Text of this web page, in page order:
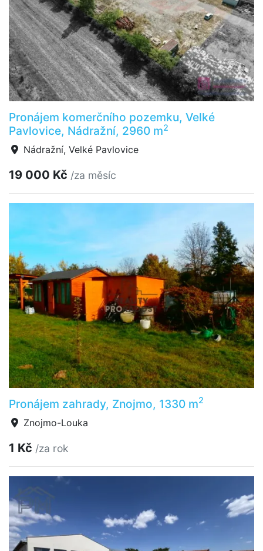
Pronájem komerčního pozemku, Velké
Pavlovice, Nádražní, 2960 m2
Nádražní, Velké Pavlovice
19 000 Kč /za měsíc
Pronájem zahrady, Znojmo, 1330 m2
Znojmo-Louka
1 Kč /za rok